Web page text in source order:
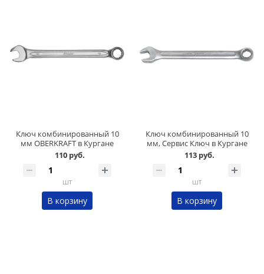
Ключ комбинированный 10
мм OBERKRAFT в Кургане
110 руб.
шт
В корзину
Ключ комбинированный 10
мм, Сервис Ключ в Кургане
113 руб.
шт
В корзину